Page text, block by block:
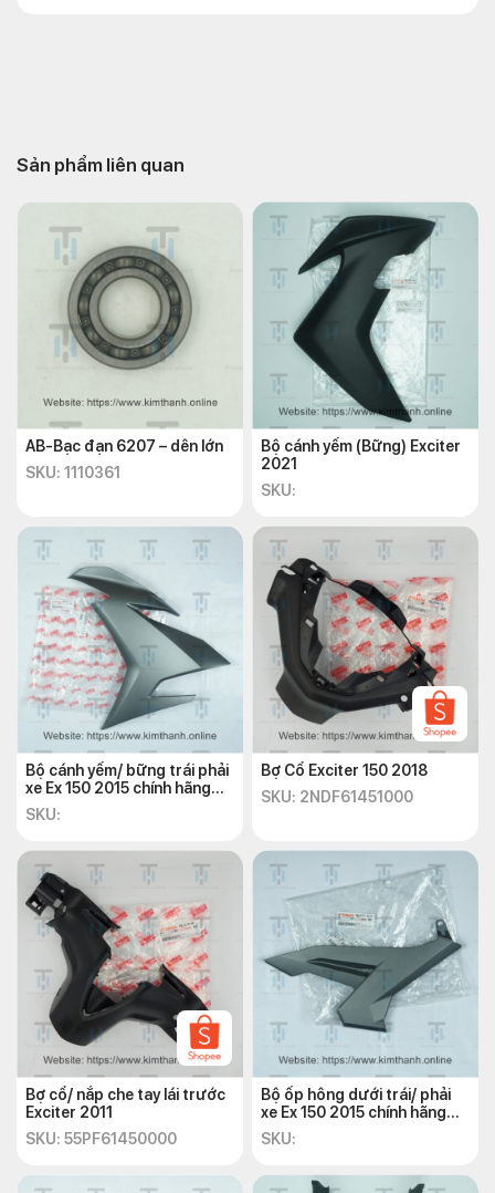
Sản phẩm liên quan
AB-Bạc đạn 6207 – dên lớn
SKU: 1110361
Bộ cánh yếm (Bững) Exciter
2021
SKU:
Bộ cánh yếm/ bững trái phải
xe Ex 150 2015 chính hãng
Yamaha
SKU:
Bợ Cổ Exciter 150 2018
SKU: 2NDF61451000
Bợ cổ/ nắp che tay lái trước
Exciter 2011
SKU: 55PF61450000
Bộ ốp hông dưới trái/ phải
xe Ex 150 2015 chính hãng
Yamaha
SKU: